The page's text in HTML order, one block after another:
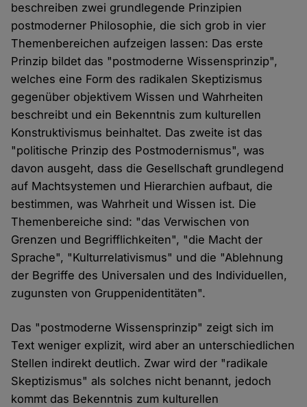
beschreiben zwei grundlegende Prinzipien
postmoderner Philosophie, die sich grob in vier
Themenbereichen aufzeigen lassen: Das erste
Prinzip bildet das "postmoderne Wissensprinzip",
welches eine Form des radikalen Skeptizismus
gegenüber objektivem Wissen und Wahrheiten
beschreibt und ein Bekenntnis zum kulturellen
Konstruktivismus beinhaltet. Das zweite ist das
"politische Prinzip des Postmodernismus", was
davon ausgeht, dass die Gesellschaft grundlegend
auf Machtsystemen und Hierarchien aufbaut, die
bestimmen, was Wahrheit und Wissen ist. Die
Themenbereiche sind: "das Verwischen von
Grenzen und Begrifflichkeiten", "die Macht der
Sprache", "Kulturrelativismus" und die "Ablehnung
der Begriffe des Universalen und des Individuellen,
zugunsten von Gruppenidentitäten".
Das "postmoderne Wissensprinzip" zeigt sich im
Text weniger explizit, wird aber an unterschiedlichen
Stellen indirekt deutlich. Zwar wird der "radikale
Skeptizismus" als solches nicht benannt, jedoch
kommt das Bekenntnis zum kulturellen